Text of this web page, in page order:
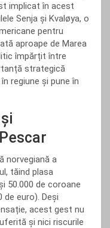
implicat în acest
Senja și Kvaløya, o
pentru
aproape de Marea
împărțit între
strategică
regiune și pune în
norvegiană a
tăind plasa
50.000 de coroane
de euro). Deși
acest gest nu
și nici riscurile